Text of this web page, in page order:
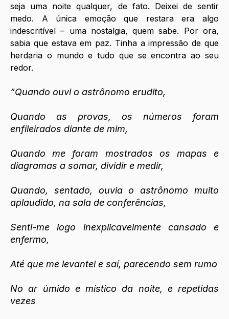
seja uma noite qualquer, de fato. Deixei de sentir
medo. A única emoção que restara era algo
indescritível – uma nostalgia, quem sabe. Por ora,
sabia que estava em paz. Tinha a impressão de que
herdaria o mundo e tudo que se encontra ao seu
redor.
“Quando ouvi o astrônomo erudito,
Quando as provas, os números foram
enfileirados diante de mim,
Quando me foram mostrados os mapas e
diagramas a somar, dividir e medir,
Quando, sentado, ouvia o astrônomo muito
aplaudido, na sala de conferências,
Senti-me logo inexplicavelmente cansado e
enfermo,
Até que me levantei e saí, parecendo sem rumo
No ar úmido e místico da noite, e repetidas
vezes